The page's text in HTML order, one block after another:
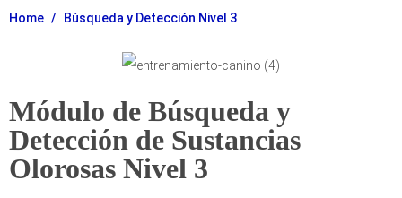
Home Búsqueda y Detección Nivel 3
Módulo de Búsqueda y
Detección de Sustancias
Olorosas Nivel 3